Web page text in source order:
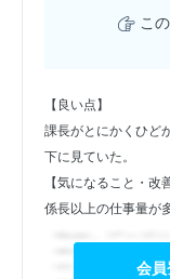
この
【良い点】
課長がとにかくひど
下に見ていた。
【気になること・改
係長以上の仕事量が
会